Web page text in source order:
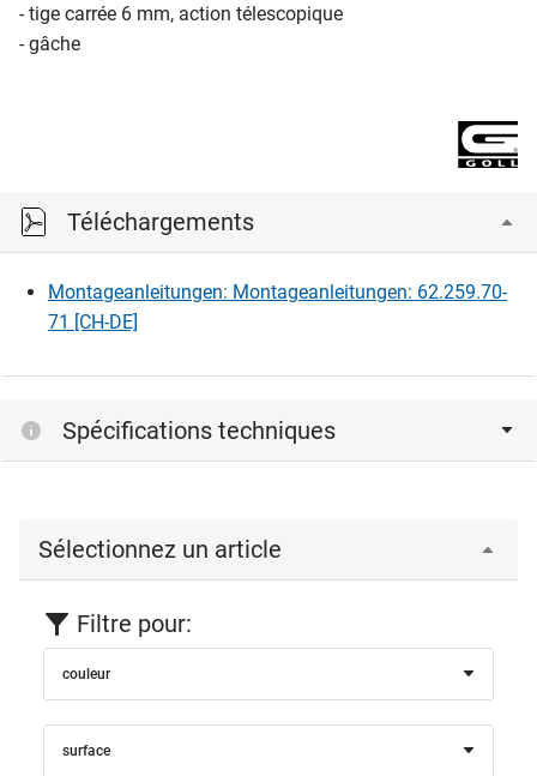
- tige carrée 6 mm, action télescopique
- gâche
Téléchargements
Montageanleitungen: Montageanleitungen: 62.259.70-
71 [CH-DE]
Spécifications techniques
Sélectionnez un article
Filtre pour:
couleur
surface